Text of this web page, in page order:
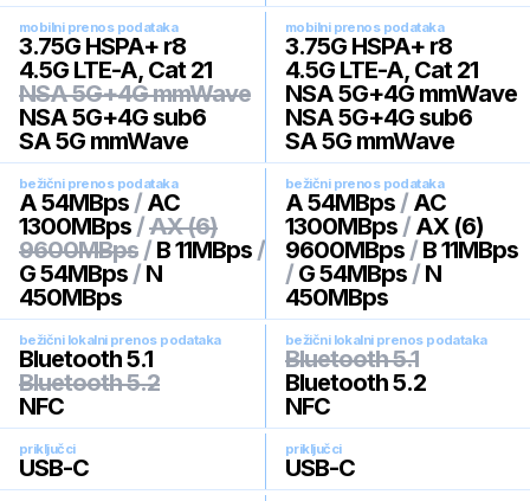
mobilni prenos podataka
3.75G HSPA+ r8
4.5G LTE-A, Cat 21
NSA 5G+4G mmWave
NSA 5G+4G sub6
SA 5G mmWave
mobilni prenos podataka
3.75G HSPA+ r8
4.5G LTE-A, Cat 21
NSA 5G+4G mmWave
NSA 5G+4G sub6
SA 5G mmWave
bežični prenos podataka
A 54MBps / AC
1300MBps /AX (6)
9600MBps / B 11MBps /
G 54MBps / N
450MBps
bežični prenos podataka
A 54MBps / AC
1300MBps / AX (6)
9600MBps / B 11MBps
/ G 54MBps / N
450MBps
bežični lokalni prenos podataka
Bluetooth 5.1
Bluetooth 5.2
NFC
bežični lokalni prenos podataka
Bluetooth 5.1
Bluetooth 5.2
NFC
priključci
USB-C
priključci
USB-C